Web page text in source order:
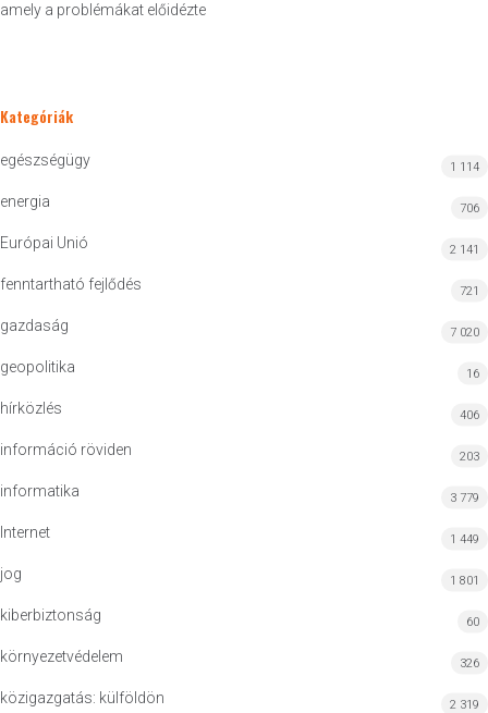
amely a problémákat előidézte
Kategóriák
egészségügy 1 114
energia 706
Európai Unió 2 141
fenntartható fejlődés 721
gazdaság 7 020
geopolitika 16
hírközlés 406
információ röviden 203
informatika 3 779
Internet 1 449
jog 1 801
kiberbiztonság 60
környezetvédelem 326
közigazgatás: külföldön 2 319